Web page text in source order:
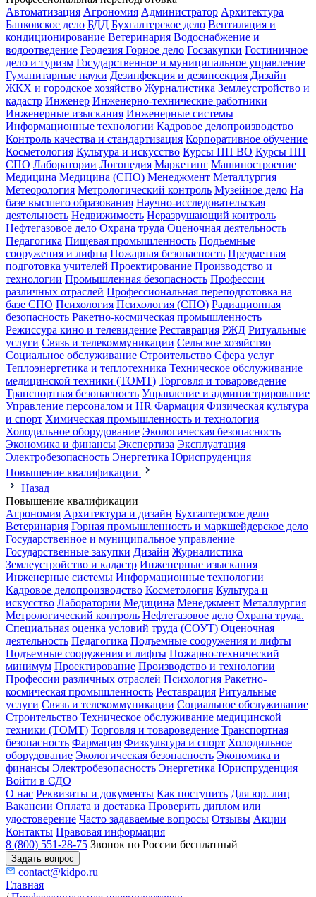
Автоматизация Агрономия Администратор Архитектура
Банковское дело БДД Бухгалтерское дело Вентиляция и
кондиционирование Ветеринария Водоснабжение и
водоотведение Геодезия Горное дело Госзакупки Гостиничное
дело и туризм Государственное и муниципальное управление
Гуманитарные науки Дезинфекция и дезинсекция Дизайн
ЖКХ и городское хозяйство Журналистика Землеустройство и
кадастр Инженер Инженерно-технические работники
Инженерные изыскания Инженерные системы
Информационные технологии Кадровое делопроизводство
Контроль качества и стандартизация Корпоративное обучение
Косметология Культура и искусство Курсы ПП ВО Курсы ПП
СПО Лаборатории Логопедия Маркетинг Машиностроение
Медицина Медицина (СПО) Менеджмент Металлургия
Метеорология Метрологический контроль Музейное дело На
базе высшего образования Научно-исследовательская
деятельность Недвижимость Неразрушающий контроль
Нефтегазовое дело Охрана труда Оценочная деятельность
Педагогика Пищевая промышленность Подъемные
сооружения и лифты Пожарная безопасность Предметная
подготовка учителей Проектирование Производство и
технологии Промышленная безопасность Профессии
различных отраслей Профессиональная переподготовка на
базе СПО Психология Психология (СПО) Радиационная
безопасность Ракетно-космическая промышленность
Режиссура кино и телевидение Реставрация РЖД Ритуальные
услуги Связь и телекоммуникации Сельское хозяйство
Социальное обслуживание Строительство Сфера услуг
Теплоэнергетика и теплотехника Техническое обслуживание
медицинской техники (ТОМТ) Торговля и товароведение
Транспортная безопасность Управление и администрирование
Управление персоналом и HR Фармация Физическая культура
и спорт Химическая промышленность и технология
Холодильное оборудование Экологическая безопасность
Экономика и финансы Экспертиза Эксплуатация
Электробезопасность Энергетика Юриспруденция
Повышение квалификации
Назад
Повышение квалификации
Агрономия Архитектура и дизайн Бухгалтерское дело
Ветеринария Горная промышленность и маркшейдерское дело
Государственное и муниципальное управление
Государственные закупки Дизайн Журналистика
Землеустройство и кадастр Инженерные изыскания
Инженерные системы Информационные технологии
Кадровое делопроизводство Косметология Культура и
искусство Лаборатории Медицина Менеджмент Металлургия
Метрологический контроль Нефтегазовое дело Охрана труда.
Специальная оценка условий труда (СОУТ) Оценочная
деятельность Педагогика Подъемные сооружения и лифты
Подъемные сооружения и лифты Пожарно-технический
минимум Проектирование Производство и технологии
Профессии различных отраслей Психология Ракетно-
космическая промышленность Реставрация Ритуальные
услуги Связь и телекоммуникации Социальное обслуживание
Строительство Техническое обслуживание медицинской
техники (ТОМТ) Торговля и товароведение Транспортная
безопасность Фармация Физкультура и спорт Холодильное
оборудование Экологическая безопасность Экономика и
финансы Электробезопасность Энергетика Юриспруденция
Войти в СДО
О нас Реквизиты и документы Как поступить Для юр. лиц
Вакансии Оплата и доставка Проверить диплом или
удостоверение Часто задаваемые вопросы Отзывы Акции
Контакты Правовая информация
8 (800) 551-28-75 Звонок по России бесплатный
Задать вопрос
contact@kidpo.ru
Главная